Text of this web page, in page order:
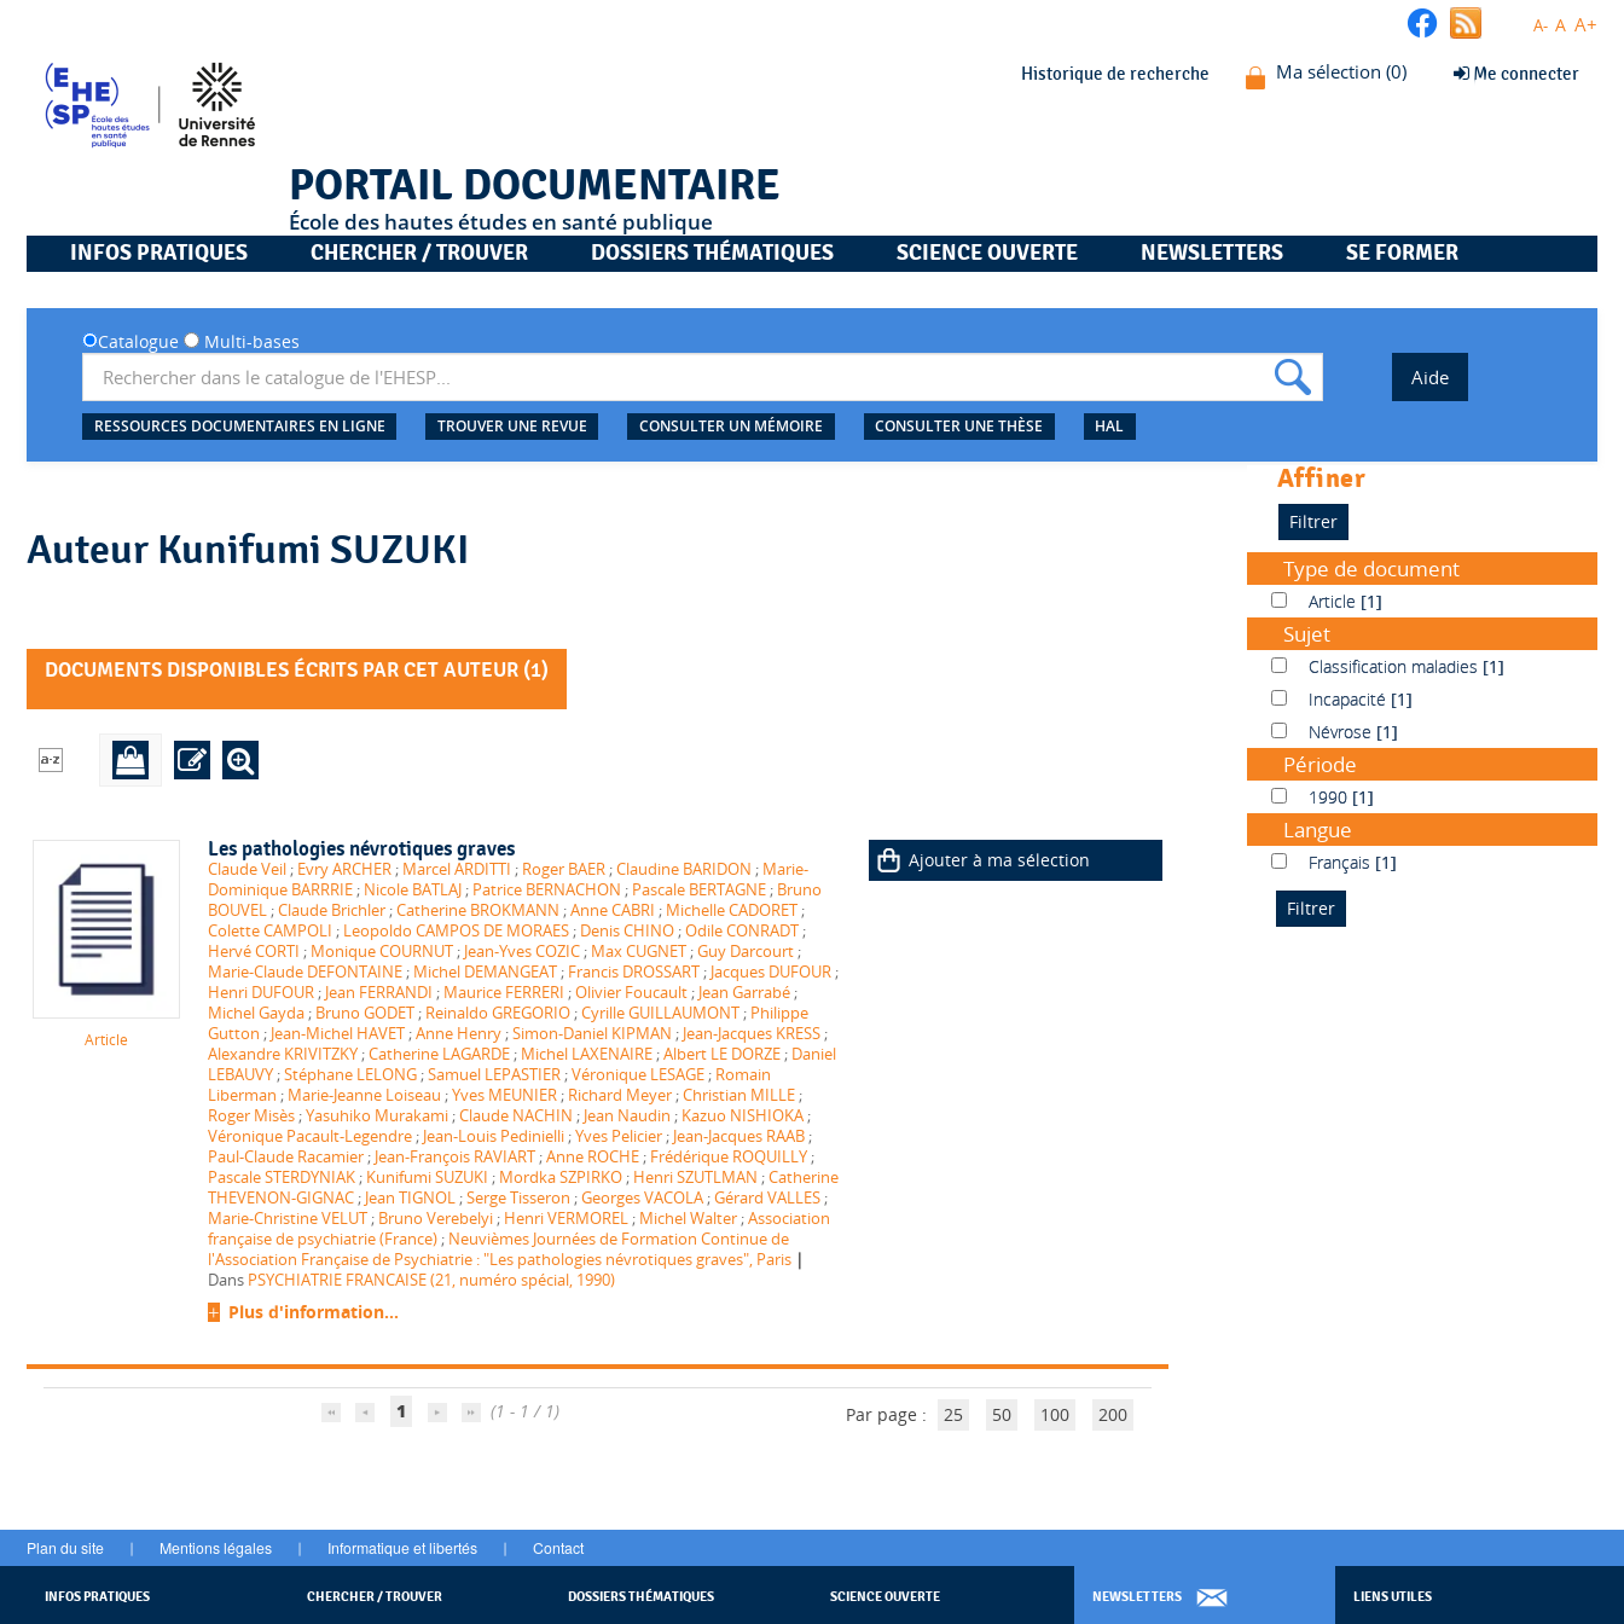
A- A A+
Historique de recherche Me connecter
PORTAIL DOCUMENTAIRE
École des hautes études en santé publique
INFOS PRATIQUES
CHERCHER / TROUVER DOSSIERS THÉMATIQUES SCIENCE OUVERTE NEWSLETTERS SE FORMER
Catalogue Multi-bases
RESSOURCES DOCUMENTAIRES EN LIGNE TROUVER UNE REVUE CONSULTER UN MÉMOIRE CONSULTER UNE THÈSE HAL
Auteur Kunifumi SUZUKI
DOCUMENTS DISPONIBLES ÉCRITS PAR CET AUTEUR (1)
Article
Les pathologies névrotiques graves
Claude Veil ; Evry ARCHER ; Marcel ARDITTI ; Roger BAER ;Claudine BARIDON ; Marie-
Dominique BARRRIE ; Nicole BATLAJ ; Patrice BERNACHON ; Pascale BERTAGNE ; Bruno
BOUVEL ;Claude Brichler ;Catherine BROKMANN ;Anne CABRI ; Michelle CADORET ;
Colette CAMPOLI ; Leopoldo CAMPOS DE MORAES ; Denis CHINO ;Odile CONRADT ;
Hervé CORTI ; Monique COURNUT ; Jean-Yves COZIC ; Max CUGNET ;Guy Darcourt ;
Marie-Claude DEFONTAINE ; Michel DEMANGEAT ; Francis DROSSART ; Jacques DUFOUR ;
Henri DUFOUR ; Jean FERRANDI ; Maurice FERRERI ;Olivier Foucault ; Jean Garrabé ;
Michel Gayda ; Bruno GODET ; Reinaldo GREGORIO ;Cyrille GUILLAUMONT ; Philippe
Gutton ; Jean-Michel HAVET ;Anne Henry ;Simon-Daniel KIPMAN ; Jean-Jacques KRESS ;
Alexandre KRIVITZKY ;Catherine LAGARDE ; Michel LAXENAIRE ;Albert LE DORZE ; Daniel
LEBAUVY ;Stéphane LELONG ;Samuel LEPASTIER ;Véronique LESAGE ; Romain
Liberman ; Marie-Jeanne Loiseau ;Yves MEUNIER ; Richard Meyer ;Christian MILLE ;
Roger Misès ;Yasuhiko Murakami ;Claude NACHIN ; Jean Naudin ; Kazuo NISHIOKA ;
Véronique Pacault-Legendre ; Jean-Louis Pedinielli ;Yves Pelicier ; Jean-Jacques RAAB ;
Paul-Claude Racamier ; Jean-François RAVIART ;Anne ROCHE ; Frédérique ROQUILLY ;
Pascale STERDYNIAK ; Kunifumi SUZUKI ; Mordka SZPIRKO ; Henri SZUTLMAN ;Catherine
THEVENON-GIGNAC ; Jean TIGNOL ;Serge Tisseron ;Georges VACOLA ;Gérard VALLES ;
Marie-Christine VELUT ; Bruno Verebelyi ; Henri VERMOREL ; Michel Walter ;Association
française de psychiatrie (France) ; Neuvièmes Journées de Formation Continue de
l'Association Française de Psychiatrie : "Les pathologies névrotiques graves", Paris |
Dans PSYCHIATRIE FRANCAISE (21, numéro spécial, 1990)
Plus d'information...
Ajouter à ma sélection
1 (1 - 1 / 1) Par page : 25 50 100 200
affiner
Type de document
ArticleArticle [1]
Sujet
Classification maladies
Classification maladies [1]
IncapacitéIncapacité [1]
NévroseNévrose [1]
Période
1990 1990 [1]
Langue
FrançaisFrançais [1]
Plan du site | Mentions légales | Informatique et libertés | Contact
INFOS PRATIQUES CHERCHER / TROUVER DOSSIERS THÉMATIQUES SCIENCE OUVERTE NEWSLETTERS LIENS UTILES